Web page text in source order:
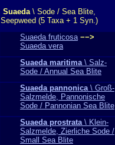
Suaeda\ Sode / Sea Blite,
Seepweed (5 Taxa + 1 Syn.)
Suaeda fruticosa −−>
Suaeda vera
Suaeda maritima\ Salz-
Sode / Annual Sea Blite
Suaeda pannonica\ Groß-
Salzmelde, Pannonische
Sode / Pannonian Sea Blite
Suaeda prostrata\ Klein-
Salzmelde, Zierliche Sode /
Small Sea Blite